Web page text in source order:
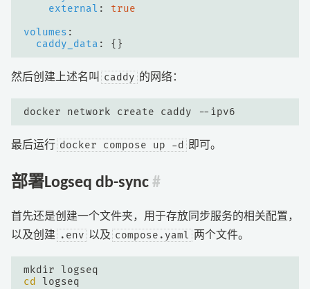
external :
true
volumes :
caddy_data : {}
然后创建上述名叫 caddy 的网络：
最后运行 docker compose up -d 即可。
部署Logseq db-sync #
首先还是创建一个文件夹，用于存放同步服务的相关配置，
以及创建 .env 以及 compose.yaml 两个文件。
cd